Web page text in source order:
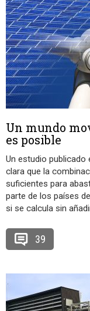
Un mundo
es posible
Un estudio publicado
clara que la
suficientes para
parte de los países
si se calcula sin
39